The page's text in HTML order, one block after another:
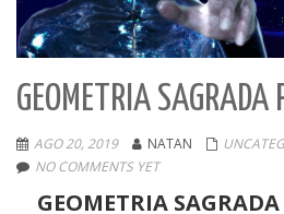
GEOMETRIA SAGRADA
AGO 20, 2019 NATAN
NO COMMENTS YET
GEOMETRIA